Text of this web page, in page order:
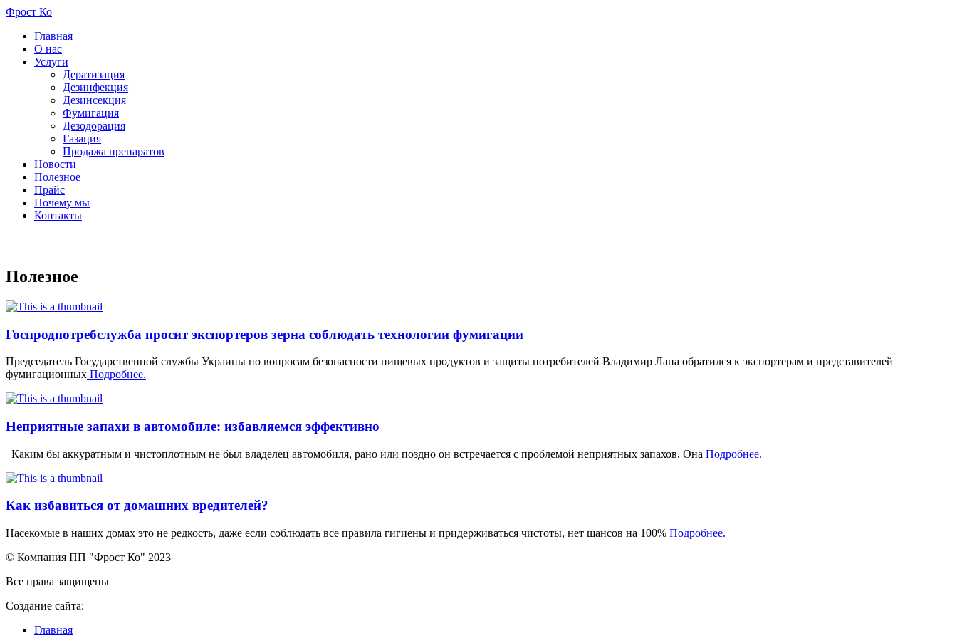
Фрост Ко
Главная
О нас
Услуги
Дератизация
Дезинфекция
Дезинсекция
Фумигация
Дезодорация
Газация
Продажа препаратов
Новости
Полезное
Прайс
Почему мы
Контакты
Полезное
Госпродпотребслужба просит экспортеров зерна соблюдать технологии фумигации
Председатель Государственной службы Украины по вопросам безопасности пищевых продуктов и защиты потребителей Владимир Лапа обратился к экспортерам и представителей
фумигационных Подробнее.
Неприятные запахи в автомобиле: избавляемся эффективно
Каким бы аккуратным и чистоплотным не был владелец автомобиля, рано или поздно он встречается с проблемой неприятных запахов. Она Подробнее.
Как избавиться от домашних вредителей?
Насекомые в наших домах это не редкость, даже если соблюдать все правила гигиены и придерживаться чистоты, нет шансов на 100% Подробнее.
© Компания ПП "Фрост Ко" 2023
Все права защищены
Создание сайта:
Главная